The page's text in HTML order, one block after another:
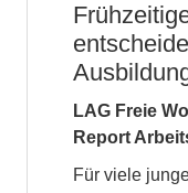
LAG Freie
Report
Für viele